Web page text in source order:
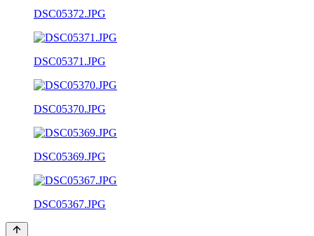
DSC05372.JPG
DSC05371.JPG
DSC05370.JPG
DSC05369.JPG
DSC05367.JPG